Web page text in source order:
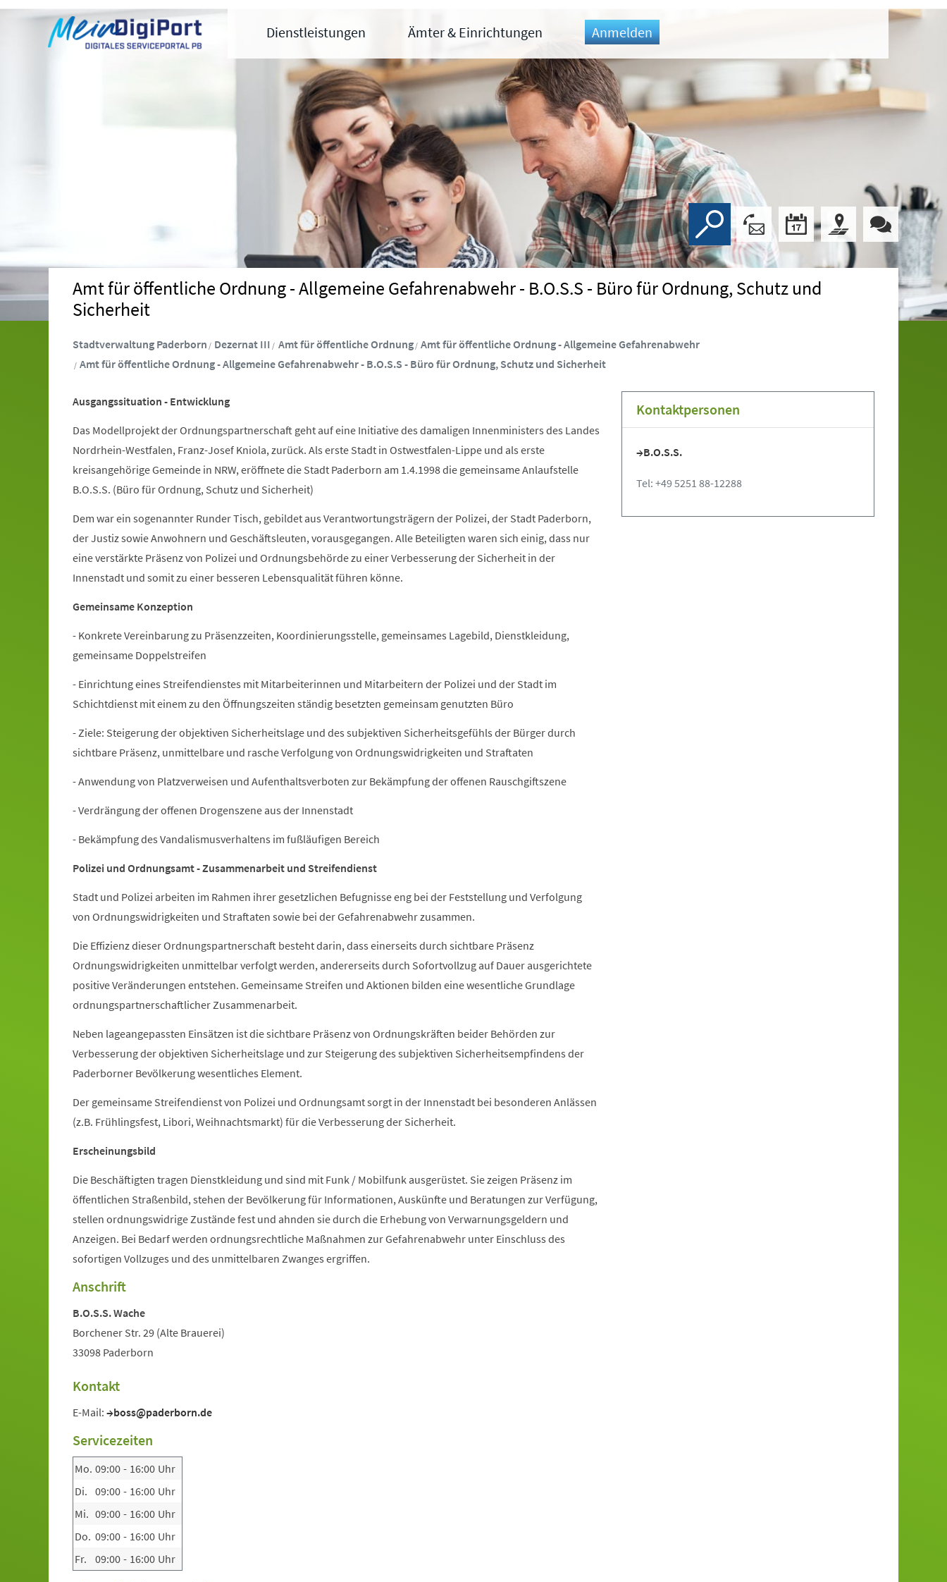
Digitales Serviceportal Paderborn
Zur Hauptnavigation
Zum Inhalt
Zum Footer
Dienstleistungen Ämter & Einrichtungen Anmelden
Amt für öffentliche Ordnung - Allgemeine Gefahrenabwehr - B.O.S.S - Büro für Ordnung, Schutz und
Sicherheit
Stadtverwaltung Paderborn Dezernat III Amt für öffentliche Ordnung Amt für öffentliche Ordnung - Allgemeine Gefahrenabwehr
Amt für öffentliche Ordnung - Allgemeine Gefahrenabwehr - B.O.S.S - Büro für Ordnung, Schutz und Sicherheit
Ausgangssituation - Entwicklung
Das Modellprojekt der Ordnungspartnerschaft geht auf eine Initiative des damaligen Innenministers des Landes
Nordrhein-Westfalen, Franz-Josef Kniola, zurück. Als erste Stadt in Ostwestfalen-Lippe und als erste
kreisangehörige Gemeinde in NRW, eröffnete die Stadt Paderborn am 1.4.1998 die gemeinsame Anlaufstelle
B.O.S.S. (Büro für Ordnung, Schutz und Sicherheit)
Dem war ein sogenannter Runder Tisch, gebildet aus Verantwortungsträgern der Polizei, der Stadt Paderborn,
der Justiz sowie Anwohnern und Geschäftsleuten, vorausgegangen. Alle Beteiligten waren sich einig, dass nur
eine verstärkte Präsenz von Polizei und Ordnungsbehörde zu einer Verbesserung der Sicherheit in der
Innenstadt und somit zu einer besseren Lebensqualität führen könne.
Gemeinsame Konzeption
- Konkrete Vereinbarung zu Präsenzzeiten, Koordinierungsstelle, gemeinsames Lagebild, Dienstkleidung,
gemeinsame Doppelstreifen
- Einrichtung eines Streifendienstes mit Mitarbeiterinnen und Mitarbeitern der Polizei und der Stadt im
Schichtdienst mit einem zu den Öffnungszeiten ständig besetzten gemeinsam genutzten Büro
- Ziele: Steigerung der objektiven Sicherheitslage und des subjektiven Sicherheitsgefühls der Bürger durch
sichtbare Präsenz, unmittelbare und rasche Verfolgung von Ordnungswidrigkeiten und Straftaten
- Anwendung von Platzverweisen und Aufenthaltsverboten zur Bekämpfung der offenen Rauschgiftszene
- Verdrängung der offenen Drogenszene aus der Innenstadt
- Bekämpfung des Vandalismusverhaltens im fußläufigen Bereich
Polizei und Ordnungsamt - Zusammenarbeit und Streifendienst
Stadt und Polizei arbeiten im Rahmen ihrer gesetzlichen Befugnisse eng bei der Feststellung und Verfolgung
von Ordnungswidrigkeiten und Straftaten sowie bei der Gefahrenabwehr zusammen.
Die Effizienz dieser Ordnungspartnerschaft besteht darin, dass einerseits durch sichtbare Präsenz
Ordnungswidrigkeiten unmittelbar verfolgt werden, andererseits durch Sofortvollzug auf Dauer ausgerichtete
positive Veränderungen entstehen. Gemeinsame Streifen und Aktionen bilden eine wesentliche Grundlage
ordnungspartnerschaftlicher Zusammenarbeit.
Neben lageangepassten Einsätzen ist die sichtbare Präsenz von Ordnungskräften beider Behörden zur
Verbesserung der objektiven Sicherheitslage und zur Steigerung des subjektiven Sicherheitsempfindens der
Paderborner Bevölkerung wesentliches Element.
Der gemeinsame Streifendienst von Polizei und Ordnungsamt sorgt in der Innenstadt bei besonderen Anlässen
(z.B. Frühlingsfest, Libori, Weihnachtsmarkt) für die Verbesserung der Sicherheit.
Erscheinungsbild
Die Beschäftigten tragen Dienstkleidung und sind mit Funk / Mobilfunk ausgerüstet. Sie zeigen Präsenz im
öffentlichen Straßenbild, stehen der Bevölkerung für Informationen, Auskünfte und Beratungen zur Verfügung,
stellen ordnungswidrige Zustände fest und ahnden sie durch die Erhebung von Verwarnungsgeldern und
Anzeigen. Bei Bedarf werden ordnungsrechtliche Maßnahmen zur Gefahrenabwehr unter Einschluss des
sofortigen Vollzuges und des unmittelbaren Zwanges ergriffen.
Anschrift
B.O.S.S. Wache
Borchener Str. 29 (Alte Brauerei)
33098 Paderborn
Kontakt
E-Mail: boss@paderborn.de
Servicezeiten
Mo. 09:00 - 16:00 Uhr
Di. 09:00 - 16:00 Uhr
Mi. 09:00 - 16:00 Uhr
Do. 09:00 - 16:00 Uhr
Fr.
09:00 - 16:00 Uhr
Kontaktpersonen
B.O.S.S.
Tel: +49 5251 88-12288